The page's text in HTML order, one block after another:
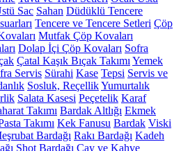
Sac Sahan Düdüklü Tencere
Tencere ve Tencere Setleri Çöp
Mutfak Çöp Kovaları
Dolap İçi Çöp Kovaları Sofra
Çatal Kaşık Bıçak Takımı Yemek
Servis Sürahi Kase Tepsi Servis ve
Sosluk, ReçellikYumurtalık
Salata Kasesi Peçetelik Karaf
Takımı Bardak Altlığı Ekmek
Takımı Kek Fanusu Bardak Viski
Bardağı Rakı Bardağı Kadeh
Shot Bardağı Çay ve Kahve